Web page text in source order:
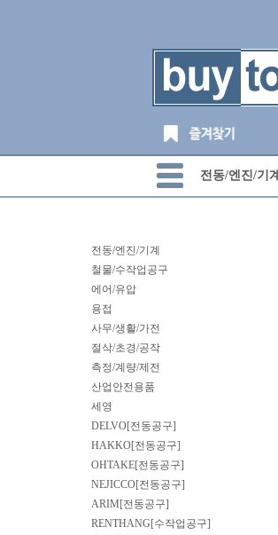
전동/엔진/기계
전동/엔진/기계
철물/수작업공구
에어/유압
용접
사무/생활/가전
절삭/초경/공작
측정/계량/제전
산업안전용품
세영
DELVO[전동공구]
HAKKO[전동공구]
OHTAKE[전동공구]
NEJICCO[전동공구]
ARIM[전동공구]
RENTHANG[수작업공구]